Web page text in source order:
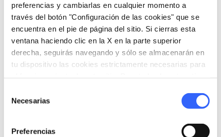
preferencias y cambiarlas en cualquier momento a
través del botón "Configuración de las cookies" que se
encuentra en el pie de página del sitio. Si cierras esta
ventana haciendo clic en la X en la parte superior
derecha, seguirás navegando y sólo se almacenarán en
tu dispositivo las cookies estrictamente necesarias para
Necesarias
Preferencias
Informaciones
home Dónde
Casa Natale di Michelangelo Buonarroti
Via Capoluogo, 1, 52033 Caprese
language Pagina web
talemichelangelo/